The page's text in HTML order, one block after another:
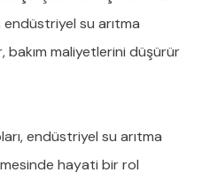
endüstriyel su arıtma
bakım maliyetlerini düşürür
endüstriyel su arıtma
hayati bir rol